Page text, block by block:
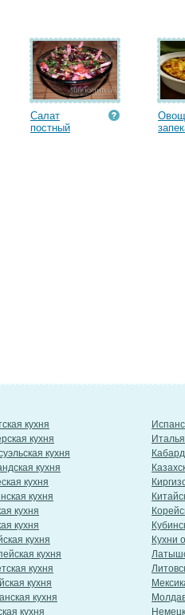
Салат
постный
кухня
кухня
кухня
кухня
кухня
кухня
кухня
кухня
кухня
кухня
кухня
кухня
кухня
кухня
Кухни